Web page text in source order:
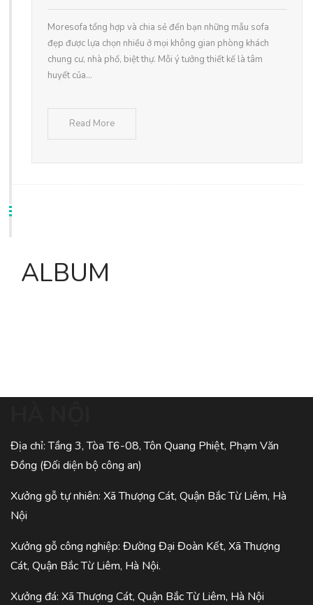
Moresofa tổng hợp và chia sẻ đến bạn những mẫu sofa
đẹp được lựa chọn nhiều ở mọi không gian phòng khách
chung cư, nhà phố, biệt thự. Mỗi ý tưởng thiết kế là tâm
huyết của...
Read More
ALBUM
Địa chỉ: Tầng 3, Tòa T6-08, Tôn Quang Phiệt, Phạm Văn
Đồng (Đối diện bộ công an)
Xưởng gỗ tự nhiên: Xã Thượng Cát, Quận Bắc Từ Liêm, Hà
Nội
Xưởng gỗ công nghiệp: Đường Đại Đoàn Kết, Xã Thượng
Cát, Quận Bắc Từ Liêm, Hà Nội.
Xưởng đá: Xã Thượng Cát, Quận Bắc Từ Liêm, Hà Nội